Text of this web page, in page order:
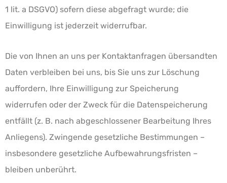
1 lit. a DSGVO) sofern diese abgefragt wurde; die
Einwilligung ist jederzeit widerrufbar.
Die von Ihnen an uns per Kontaktanfragen übersandten
Daten verbleiben bei uns, bis Sie uns zur Löschung
auffordern, Ihre Einwilligung zur Speicherung
widerrufen oder der Zweck für die Datenspeicherung
entfällt (z. B. nach abgeschlossener Bearbeitung Ihres
Anliegens). Zwingende gesetzliche Bestimmungen –
insbesondere gesetzliche Aufbewahrungsfristen –
bleiben unberührt.